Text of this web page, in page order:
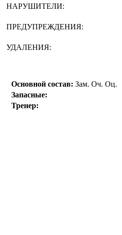
НАРУШИТЕЛИ:
ПРЕДУПРЕЖДЕНИЯ:
УДАЛЕНИЯ:
Основной состав: Зам. Оч. Оц.
Запасные:
Тренер: